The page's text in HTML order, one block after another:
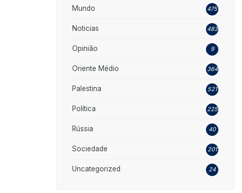
Mundo 475
Noticias 483
Opinião 9
Oriente Médio 364
Palestina 521
Política 225
Rússia 40
Sociedade 201
Uncategorized 24